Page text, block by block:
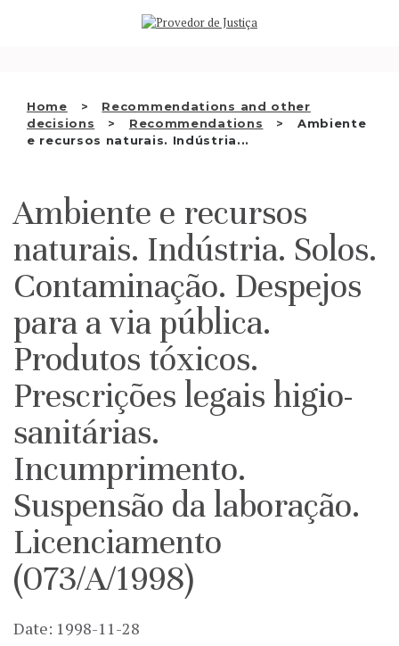
Home
Recommendations and other
decisions
Recommendations
Ambiente
e recursos naturais. Indústria...
WHO WE ARE
INSTITUTION
Ambiente e recursos
naturais. Indústria. Solos.
Contaminação. Despejos
para a via pública.
Produtos tóxicos.
Prescrições legais higio-
sanitárias.
Incumprimento.
Suspensão da laboração.
Licenciamento
(073/A/1998)
Date: 1998-11-28